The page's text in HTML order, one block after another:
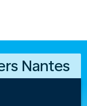
Nantes